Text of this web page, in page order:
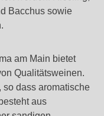
Bacchus sowie
am Main bietet
Qualitätsweinen.
dass aromatische
aus